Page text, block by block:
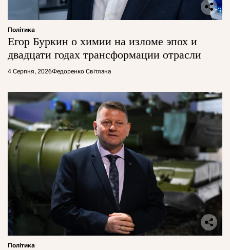
Політика
Егор Буркин о химии на изломе эпох и
двадцати годах трансформации отрасли
4 Серпня, 2026Федоренко Світлана
Політика